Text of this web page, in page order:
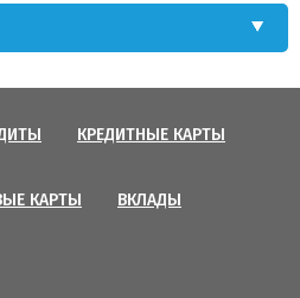
КРЕДИТНЫЕ КАРТЫ
КАРТЫ ВКЛАДЫ